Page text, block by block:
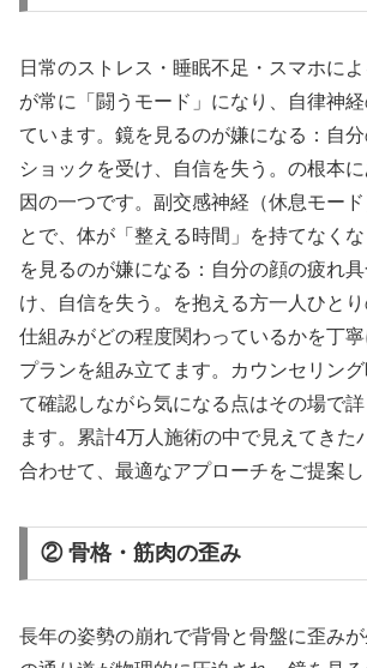
日常のストレス・睡眠不足・スマホに
が常に「闘うモード」になり、自律神
ています。鏡を見るのが嫌になる：自
ショックを受け、自信を失う。の根本
因の一つです。副交感神経（休息モー
とで、体が「整える時間」を持てなく
を見るのが嫌になる：自分の顔の疲れ
け、自信を失う。を抱える方一人ひと
仕組みがどの程度関わっているかを丁
プランを組み立てます。カウンセリン
て確認しながら気になる点はその場で
ます。累計4万人施術の中で見えてきた
合わせて、最適なアプローチをご提案し
② 骨格・筋肉の歪み
長年の姿勢の崩れで背骨と骨盤に歪み